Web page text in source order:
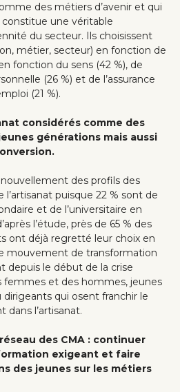
des métiers d’avenir et qui
une véritable
du secteur. Ils choisissent
métier, secteur) en fonction de
fonction du sens (42 %), de
(26 %) et de l’assurance
(21 %).
considérés comme des
générations mais aussi
des profils des
puisque 22 % sont de
et de l’universitaire en
l’étude, près de 65 % des
ont déjà regretté leur choix en
mouvement de transformation
depuis le début de la crise
femmes et des hommes, jeunes
dirigeants qui osent franchir le
dans l’artisanat.
des CMA : continuer
exigeant et faire
des jeunes sur les métiers